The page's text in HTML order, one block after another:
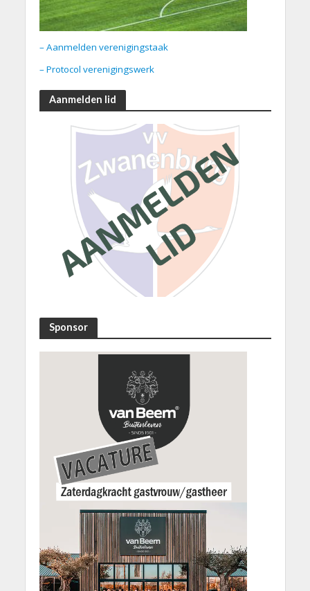
– Aanmelden verenigingstaak
– Protocol verenigingswerk
Aanmelden lid
Sponsor